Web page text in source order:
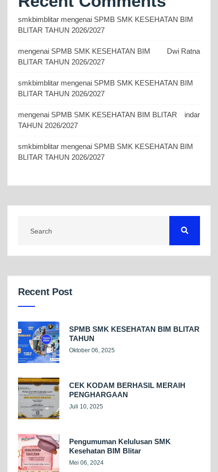
smkbimblitar mengenai SPMB SMK KESEHATAN BIM
BLITAR TAHUN 2026/2027
Dwi Ratna
mengenai SPMB SMK KESEHATAN BIM
BLITAR TAHUN 2026/2027
smkbimblitar mengenai SPMB SMK KESEHATAN BIM
BLITAR TAHUN 2026/2027
indar
mengenai SPMB SMK KESEHATAN BIM BLITAR
TAHUN 2026/2027
smkbimblitar mengenai SPMB SMK KESEHATAN BIM
BLITAR TAHUN 2026/2027
Recent Post
SPMB SMK KESEHATAN BIM BLITAR
TAHUN
Oktober 06, 2025
CEK KODAM BERHASIL MERAIH
PENGHARGAAN
Juli 10, 2025
Pengumuman Kelulusan SMK
Kesehatan BIM Blitar
Mei 06, 2024